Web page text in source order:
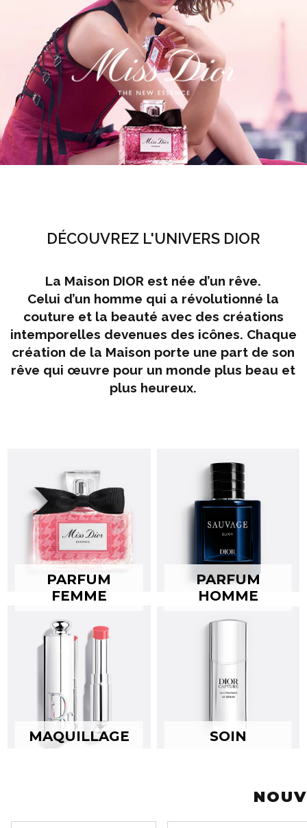
DÉCOUVREZ L'UNIVERS DIOR
La Maison DIOR est née d’un rêve.
Celui d’un homme qui a révolutionné la
couture et la beauté avec des créations
intemporelles devenues des icônes. Chaque
création de la Maison porte une part de son
rêve qui œuvre pour un monde plus beau et
plus heureux.
PARFUM
FEMME
PARFUM
HOMME
MAQUILLAGE SOIN